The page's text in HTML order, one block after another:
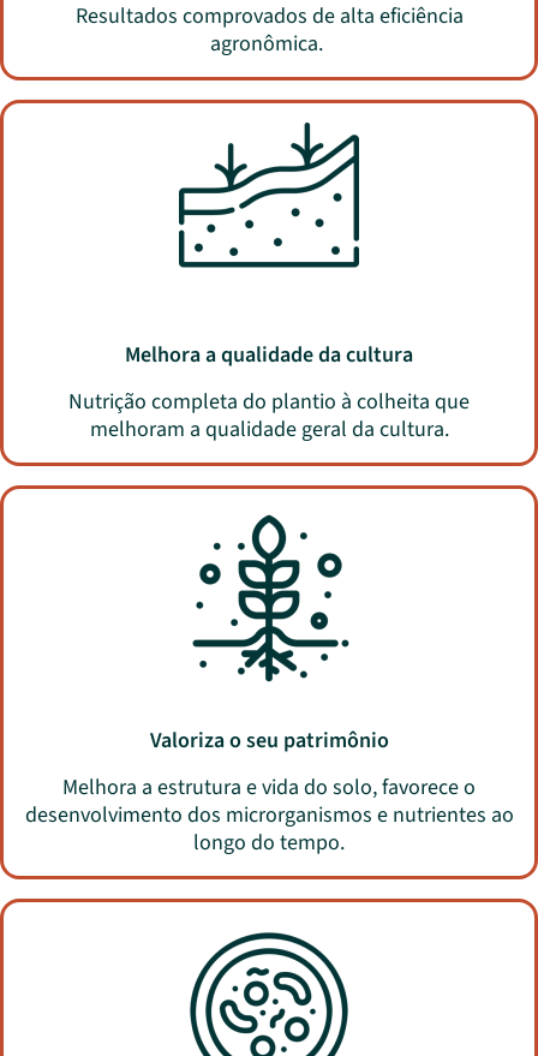
Resultados comprovados de alta eficiência
agronômica.
Melhora a qualidade da cultura
Nutrição completa do plantio à colheita que
melhoram a qualidade geral da cultura.
Valoriza o seu patrimônio
Melhora a estrutura e vida do solo, favorece o
desenvolvimento dos microrganismos e nutrientes ao
longo do tempo.